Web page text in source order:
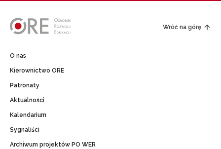
Wróć na górę
O nas
Kierownictwo ORE
Patronaty
Aktualności
Kalendarium
Sygnaliści
Archiwum projektów PO WER